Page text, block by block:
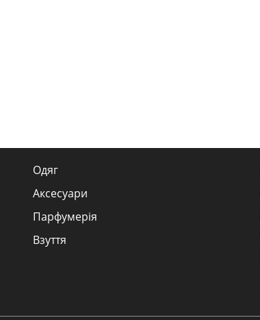
Одяг
Аксесуари
Парфумерія
Взуття